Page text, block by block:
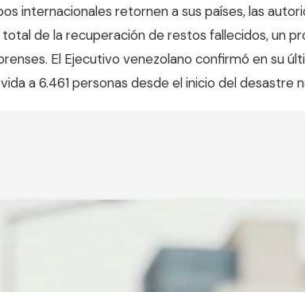
internacionales retornen a sus países, las
de la recuperación de restos fallecidos, un
El Ejecutivo venezolano confirmó en su
a 6.461 personas desde el inicio del desastre